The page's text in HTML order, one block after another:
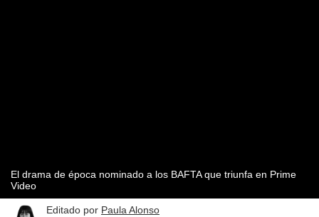
El drama de época nominado a los BAFTA que triunfa en Prime
Video
Editado por Paula Alonso